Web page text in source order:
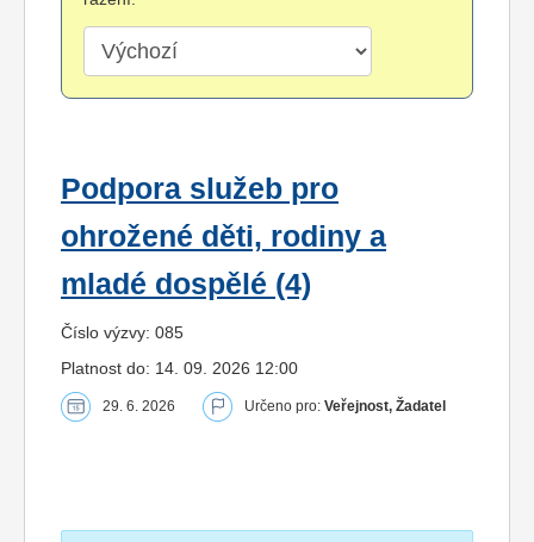
Podpora služeb pro
ohrožené děti, rodiny a
mladé dospělé (4)
Číslo výzvy: 085
Platnost do: 14. 09. 2026 12:00
29. 6. 2026 Určeno pro: Veřejnost, Žadatel